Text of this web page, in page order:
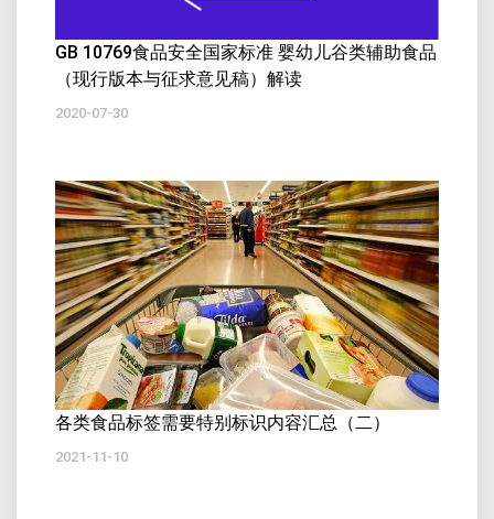
GB 10769食品安全国家标准 婴幼儿谷类辅助食品
（现行版本与征求意见稿）解读
2020-07-30
各类食品标签需要特别标识内容汇总（二）
2021-11-10